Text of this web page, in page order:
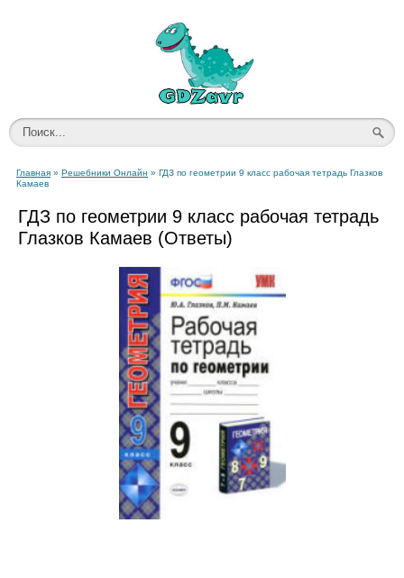
Главная » Решебники Онлайн » ГДЗ по геометрии 9 класс рабочая тетрадь Глазков
Камаев
ГДЗ по геометрии 9 класс рабочая тетрадь
Глазков Камаев (Ответы)